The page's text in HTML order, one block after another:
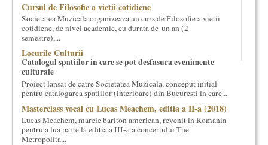
Cursul de Filosofie a vietii cotidiene
Societatea Muzicala organizeaza un curs de Filosofie a vietii
cotidiene, de nivel academic, cu durata de un an (2
semestre),...
Locurile Culturii
Catalogul spatiilor in care se pot desfasura evenimente
culturale
Proiect lansat de catre Societatea Muzicala, conceput initial
pentru catalogarea spatiilor (interioare) din Bucuresti in care...
Masterclass vocal cu Lucas Meachem, editia a II-a (2018)
Lucas Meachem, marele bariton american, revenit in Romania
pentru a lua parte la editia a III-a a concertului The
Metropolita...